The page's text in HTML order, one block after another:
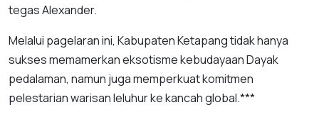
tegas Alexander.
Melalui pagelaran ini, Kabupaten Ketapang tidak hanya
sukses memamerkan eksotisme kebudayaan Dayak
pedalaman, namun juga memperkuat komitmen
pelestarian warisan leluhur ke kancah global.***